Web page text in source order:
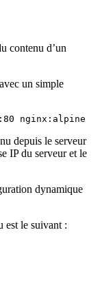
contenu d’un
un simple
nginx:alpine
depuis le serveur
IP du serveur et le
dynamique
est le suivant :